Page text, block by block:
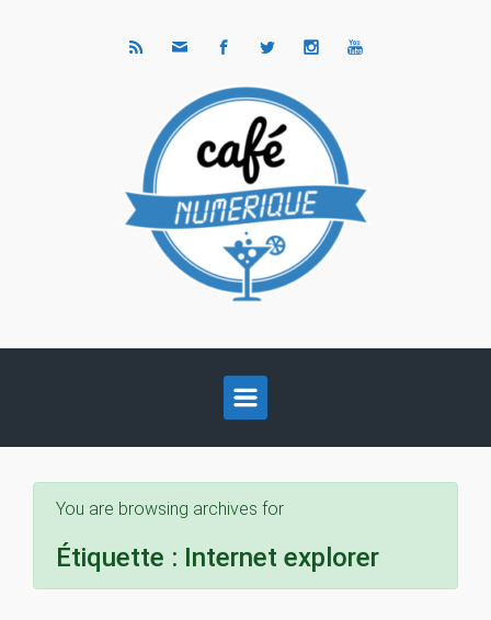
You are browsing archives for
Étiquette : Internet explorer